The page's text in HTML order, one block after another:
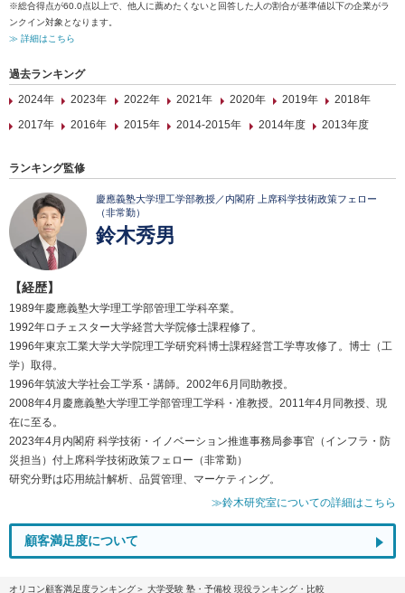
※総合得点が60.0点以上で、他人に薦めたくないと回答した人の割合が基準値以下の企業がラ
ンクイン対象となります。
≫ 詳細はこちら
過去ランキング
2024年
2023年 2022年 2021年 2020年 2019年
2018年
2017年
2016年 2015年 2014-2015年 2014年度 2013年度
ランキング監修
慶應義塾大学理工学部教授／内閣府 上席科学技術政策フェロー
（非常勤）
鈴木秀男
【経歴】
1989年慶應義塾大学理工学部管理工学科卒業。
1992年ロチェスター大学経営大学院修士課程修了。
1996年東京工業大学大学院理工学研究科博士課程経営工学専攻修了。博士（工
学）取得。
1996年筑波大学社会工学系・講師。2002年6月同助教授。
2008年4月慶應義塾大学理工学部管理工学科・准教授。2011年4月同教授、現
在に至る。
2023年4月内閣府 科学技術・イノベーション推進事務局参事官（インフラ・防
災担当）付上席科学技術政策フェロー（非常勤）
研究分野は応用統計解析、品質管理、マーケティング。
≫鈴木研究室についての詳細はこちら
顧客満足度について
オリコン顧客満足度ランキング
大学受験 塾・予備校 現役ランキング・比較